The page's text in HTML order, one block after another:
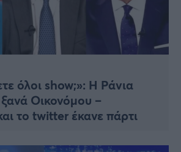
όλοι show;»: H Ράνια
Οικονόμου –
το twitter έκανε πάρτι